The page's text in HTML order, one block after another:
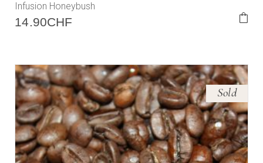
Infusion Honeybush
14.90CHF
Sold